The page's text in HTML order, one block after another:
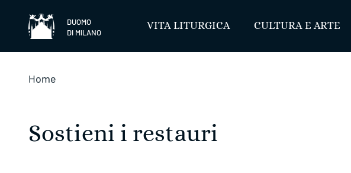
DUOMO
DI MILANO
VITA LITURGICA CULTURA E ARTE
Home
Sostieni i restauri